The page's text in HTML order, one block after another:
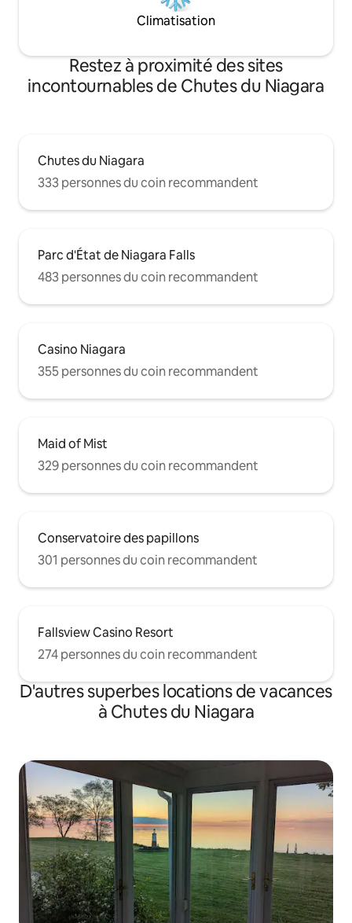
Climatisation
Restez à proximité des sites
incontournables de Chutes du Niagara
Chutes du Niagara
333 personnes du coin recommandent
Parc d'État de Niagara Falls
483 personnes du coin recommandent
Casino Niagara
355 personnes du coin recommandent
Maid of Mist
329 personnes du coin recommandent
Conservatoire des papillons
301 personnes du coin recommandent
Fallsview Casino Resort
274 personnes du coin recommandent
D'autres superbes locations de vacances
à Chutes du Niagara